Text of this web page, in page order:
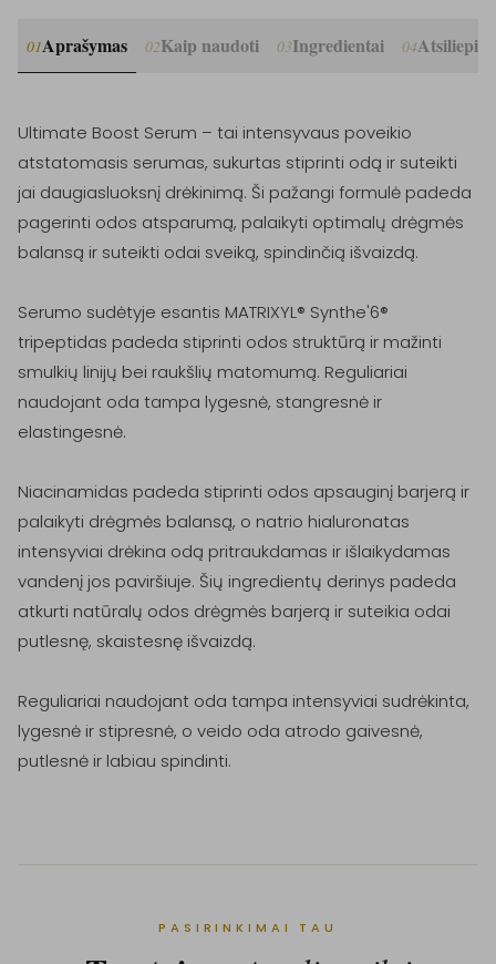
01Aprašymas 02Kaip naudoti 03Ingredientai 04
Ultimate Boost Serum – tai intensyvaus poveikio
atstatomasis serumas, sukurtas stiprinti odą ir suteikti
jai daugiasluoksnį drėkinimą. Ši pažangi formulė padeda
pagerinti odos atsparumą, palaikyti optimalų drėgmės
balansą ir suteikti odai sveiką, spindinčią išvaizdą.
Serumo sudėtyje esantis MATRIXYL® Synthe'6®
tripeptidas padeda stiprinti odos struktūrą ir mažinti
smulkių linijų bei raukšlių matomumą. Reguliariai
naudojant oda tampa lygesnė, stangresnė ir
elastingesnė.
Niacinamidas padeda stiprinti odos apsauginį barjerą ir
palaikyti drėgmės balansą, o natrio hialuronatas
intensyviai drėkina odą pritraukdamas ir išlaikydamas
vandenį jos paviršiuje. Šių ingredientų derinys padeda
atkurti natūralų odos drėgmės barjerą ir suteikia odai
putlesnę, skaistesnę išvaizdą.
Reguliariai naudojant oda tampa intensyviai sudrėkinta,
lygesnė ir stipresnė, o veido oda atrodo gaivesnė,
putlesnė ir labiau spindinti.
PASIRINKIMAI TAU